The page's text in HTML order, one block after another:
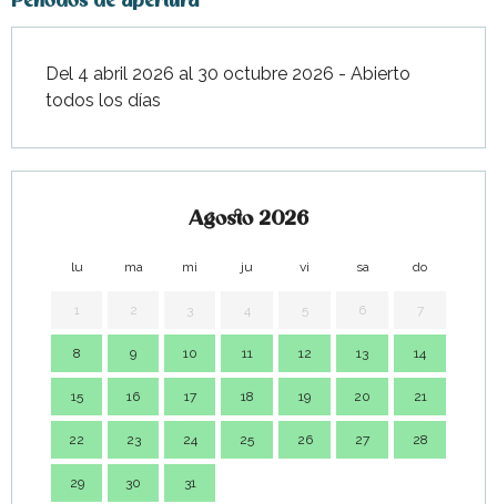
Desde26 septiembre
2026hasta30 octubre 2026
Del 4 abril 2026 al 30 octubre 2026 - Abierto
todos los días
Agosto 2026
lu ma mi ju vi sa do
1 2 3 4 5 6 7
8 9 10 11 12 13 14
15 16 17 18 19 20 21
22 23 24 25 26 27 28
29 30 31